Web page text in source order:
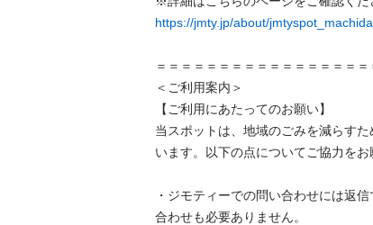
https://jmty.jp/about/jmtyspot_machida
＝＝＝＝＝＝＝＝＝＝＝＝＝＝＝＝
＜ご利用案内＞
【ご利用にあたってのお願い】
当スポットは、地域のごみを減らす
います。以下の点についてご協力をお
・ジモティーでの問い合わせには返
合わせも必要ありません。